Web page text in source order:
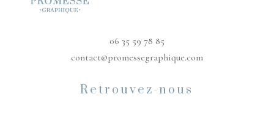
06 35 59 78 85
contact@promessegraphique.com
Retrouvez-nous